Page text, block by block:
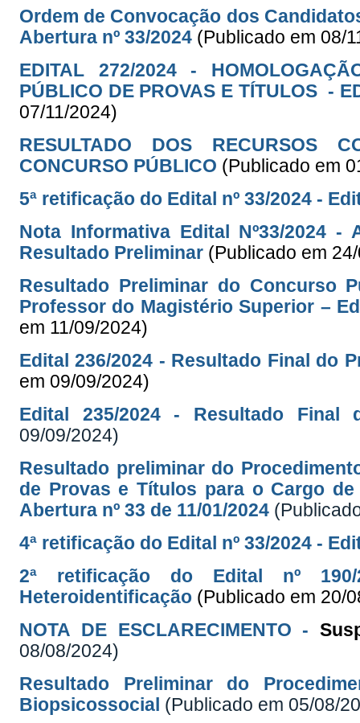
Ordem de Convocação dos
Abertura nº 33/2024 (Publicado em 08/
EDITAL 272/2024 -
PÚBLICO DE PROVAS E TÍTULOS -
07/11/2024)
RESULTADO DOS RECURSOS
CONCURSO PÚBLICO (Publicado em
5ª retificação do Edital nº 33/2024 -
Nota Informativa Edital Nº33/2024
Resultado Preliminar (Publicado em
Resultado Preliminar do Concurso
Professor do Magistério Superior –
em 11/09/2024)
Edital 236/2024 - Resultado Final do
em 09/09/2024)
Edital 235/2024 - Resultado Final
09/09/2024)
Resultado preliminar do
de Provas e Títulos para o Cargo
Abertura nº 33 de 11/01/2024
4ª retificação do Edital nº 33/2024 -
2ª retificação do Edital nº
Heteroidentificação (Publicado em 20/
NOTA DE ESCLARECIMENTO -
08/08/2024)
Resultado Preliminar do
Biopsicossocial (Publicado em 05/08/